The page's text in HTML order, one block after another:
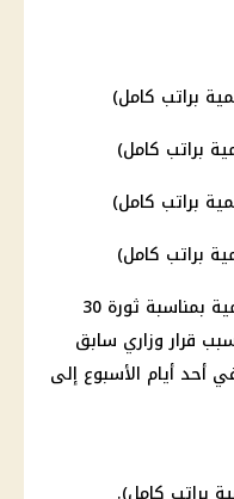
5- الخميس 4 يوليو 2024 عطلة رسمية بمناسبة ثورة 30
الأحد 30 يونيو، بسبب قرار وزاري سابق
أحد أيام الأسبوع إلى